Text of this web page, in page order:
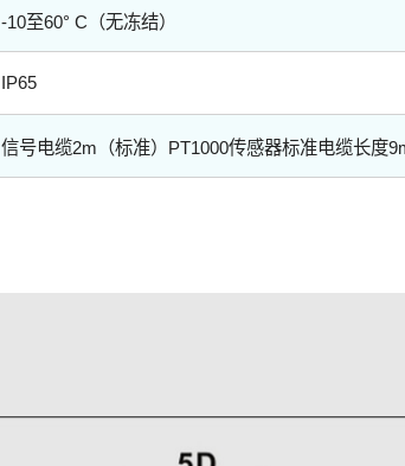
-10至60° C（无冻结）
IP65
信号电缆2m（标准）PT1000传感器标准电缆长度